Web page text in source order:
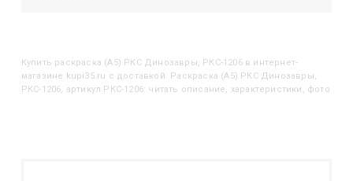
Купить Раскраска (А5) РКС Динозавры, РКС-1206в интернет-
магазине kupi35.ru с доставкой. Раскраска (А5) РКС Динозавры,
РКС-1206, артикул РКС-1206: читать описание, характеристики, фото